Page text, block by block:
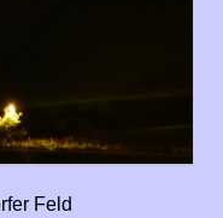
Feld